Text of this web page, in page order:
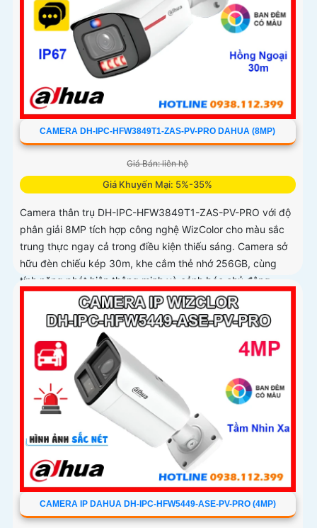
CAMERA DH-IPC-HFW3849T1-ZAS-PV-PRO DAHUA (8MP)
Giá Bán: liên hệ
Giá Khuyến Mại: 5%-35%
Camera thân trụ DH-IPC-HFW3849T1-ZAS-PV-PRO với độ
phân giải 8MP tích hợp công nghệ WizColor cho màu sắc
trung thực ngay cả trong điều kiện thiếu sáng. Camera sở
hữu đèn chiếu kép 30m, khe cắm thẻ nhớ 256GB, cùng
tính năng phát hiện thông minh và cảnh báo chủ động,
giúp giám sát hiệu quả và phản ứng kịp thời
CAMERA IP DAHUA DH-IPC-HFW5449-ASE-PV-PRO (4MP)